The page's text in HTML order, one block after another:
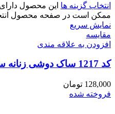
انتخاب گزینه ها این محصول
ممکن است در صفحه محصول
نمایش سریع
مقايسه
افزودن به علاقه مندی
کد 1217 ساک دوشی زنانه ساحلی کتان
128,000 تومان
فروخته شده